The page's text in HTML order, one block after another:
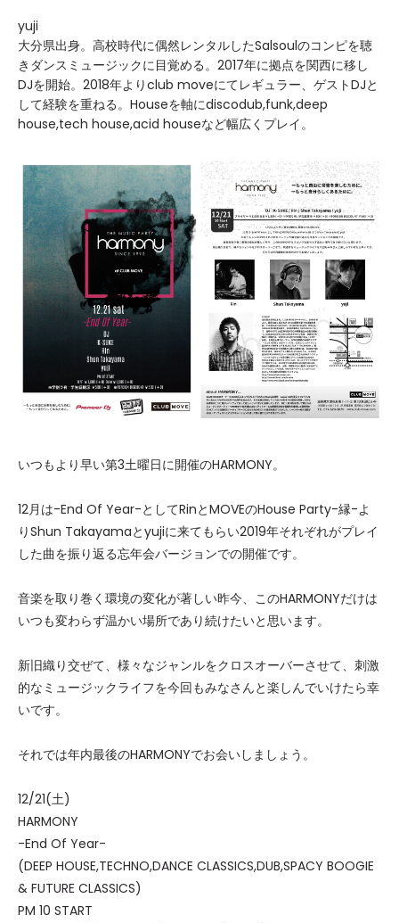
yuji
大分県出身。高校時代に偶然レンタルしたSalsoulのコンピを聴
きダンスミュージックに目覚める。2017年に拠点を関西に移し
DJを開始。2018年よりclub moveにてレギュラー、ゲストDJと
して経験を重ねる。Houseを軸にdiscodub,funk,deep
house,tech house,acid houseなど幅広くプレイ。
いつもより早い第3土曜日に開催のHARMONY。
12月は-End Of Year-としてRinとMOVEのHouse Party-縁-よ
りShun Takayamaとyujiに来てもらい2019年それぞれがプレイ
した曲を振り返る忘年会バージョンでの開催です。
音楽を取り巻く環境の変化が著しい昨今、このHARMONYだけは
いつも変わらず温かい場所であり続けたいと思います。
新旧織り交ぜて、様々なジャンルをクロスオーバーさせて、刺激
的なミュージックライフを今回もみなさんと楽しんでいけたら幸
いです。
それでは年内最後のHARMONYでお会いしましょう。
12/21(土)
HARMONY
-End Of Year-
(DEEP HOUSE,TECHNO,DANCE CLASSICS,DUB,SPACY BOOGIE
& FUTURE CLASSICS)
PM 10 START